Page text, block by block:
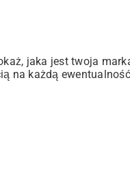
jaka jest twoja
na każdą